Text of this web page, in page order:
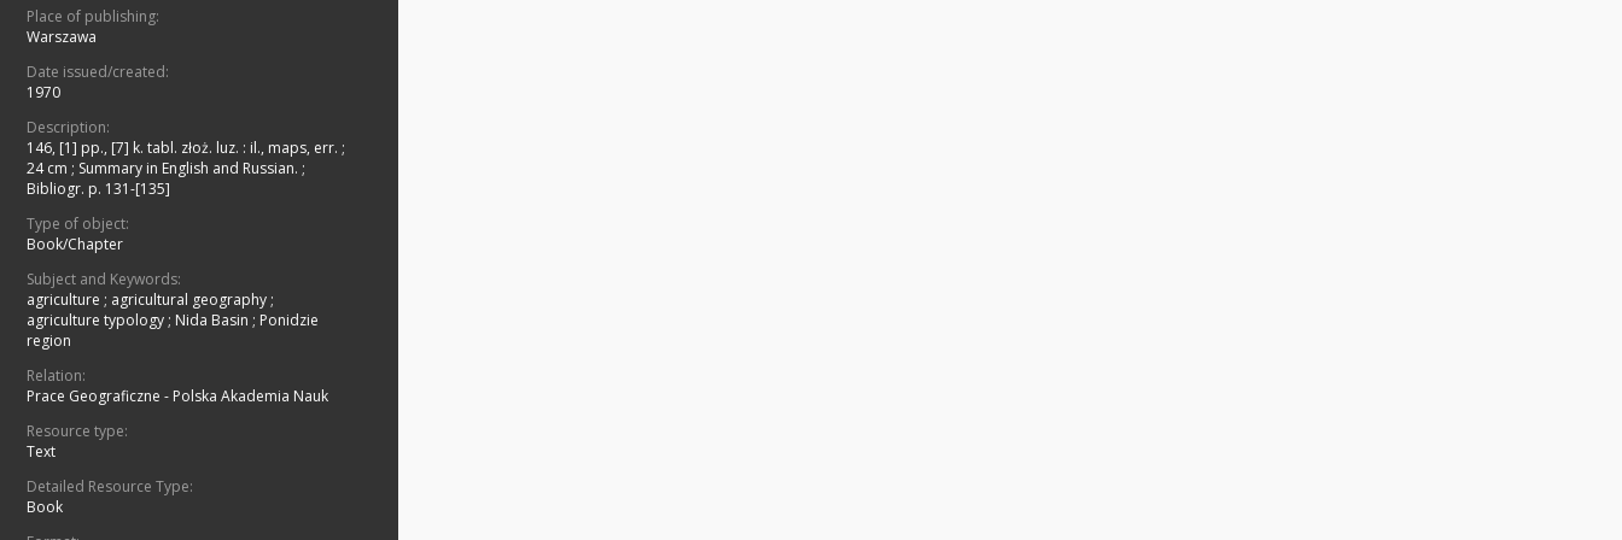
Place of publishing:
Warszawa
Date issued/created:
1970
Description:
146, [1] pp., [7] k. tabl. złoż. luz. : il., maps, err. ;
24 cm ; Summary in English and Russian. ;
Bibliogr. p. 131-[135]
Type of object:
Book/Chapter
Subject and Keywords:
agriculture ; agricultural geography ;
agriculture typology ; Nida Basin ; Ponidzie
region
Relation:
Prace Geograficzne - Polska Akademia Nauk
Resource type:
Text
Detailed Resource Type:
Book